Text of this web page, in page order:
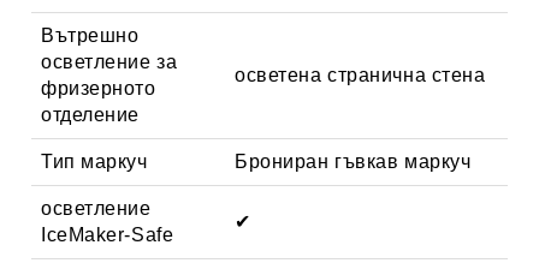
Вътрешно
осветление за
фризерното
отделение
осветена странична стена
Тип маркуч Брониран гъвкав маркуч
осветление
IceMaker-Safe
✔